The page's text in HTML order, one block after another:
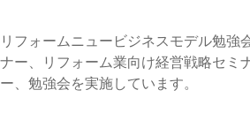
リフォームニュービジネスモデル勉強
ナー、リフォーム業向け経営戦略セミ
ー、勉強会を実施しています。